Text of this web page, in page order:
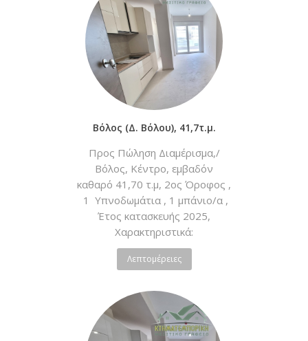
Βεράντες, Προσόψ...
Βόλος (Δ. Βόλου), 41,7τ.μ.
Προς Πώληση Διαμέρισμα,/
Βόλος, Κέντρο, εμβαδόν
καθαρό 41,70 τ.μ, 2ος Όροφος ,
1 Υπνοδωμάτια , 1 μπάνιο/α ,
Έτος κατασκευής 2025,
Χαρακτηριστικά:
Νεόδμητο, Ατομική - Φυσικό
Αέριο, Κλιματισμός, Ηλιακός,
Θυροτηλεόραση, Διπλά Τζάμια,
Σίτες, Πόρτα Ασφαλείας,
Βεράντες, Πρ...
Λεπτομέρειες